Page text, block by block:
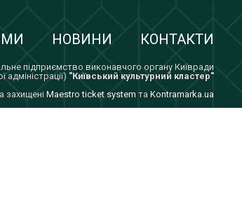
НОВИНИ КОНТАКТИ
підприємство виконавчого органу Київради
адміністрації) "Київський культурний кластер"
захищенiMaestro ticket system та Kontramarka.ua